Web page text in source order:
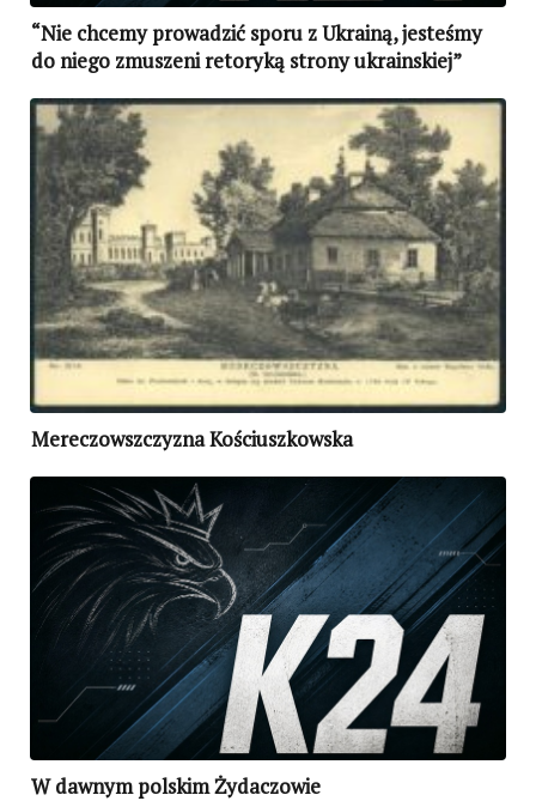
“Nie chcemy prowadzić sporu z Ukrainą, jesteśmy
do niego zmuszeni retoryką strony ukrainskiej”
Mereczowszczyzna Kościuszkowska
W dawnym polskim Żydaczowie